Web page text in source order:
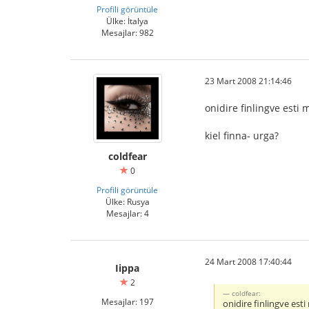
Profili görüntüle
Ülke: İtalya
Mesajlar: 982
coldfear
0
Profili görüntüle
Ülke: Rusya
Mesajlar: 4
23 Mart 2008 21:14:46
onidire finlingve esti
kiel finna- urga?
Iippa
2
Mesajlar: 197
24 Mart 2008 17:40:44
coldfear:
onidire finlingve esti